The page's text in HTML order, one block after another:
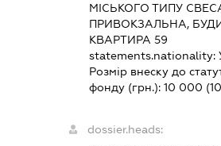
МІСЬКОГО ТИПУ
ПРИВОКЗАЛЬНА,
КВАРТИРА 59
statements.nationality:
Розмір внеску до
фонду (грн.):10 000
dossier.heads: